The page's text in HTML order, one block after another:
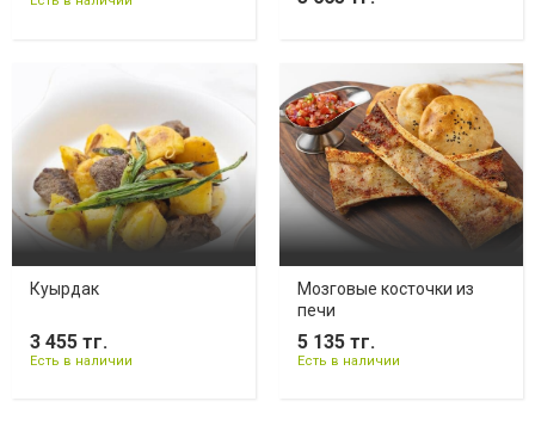
Куырдак
3 455 тг.
Есть в наличии
Мозговые косточки из
печи
5 135 тг.
Есть в наличии